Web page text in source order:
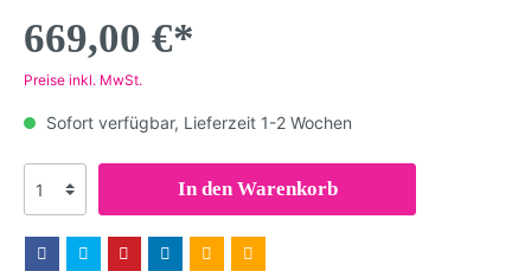
669,00 €*
Preise inkl. MwSt.
Sofort verfügbar, Lieferzeit 1-2 Wochen
In den Warenkorb